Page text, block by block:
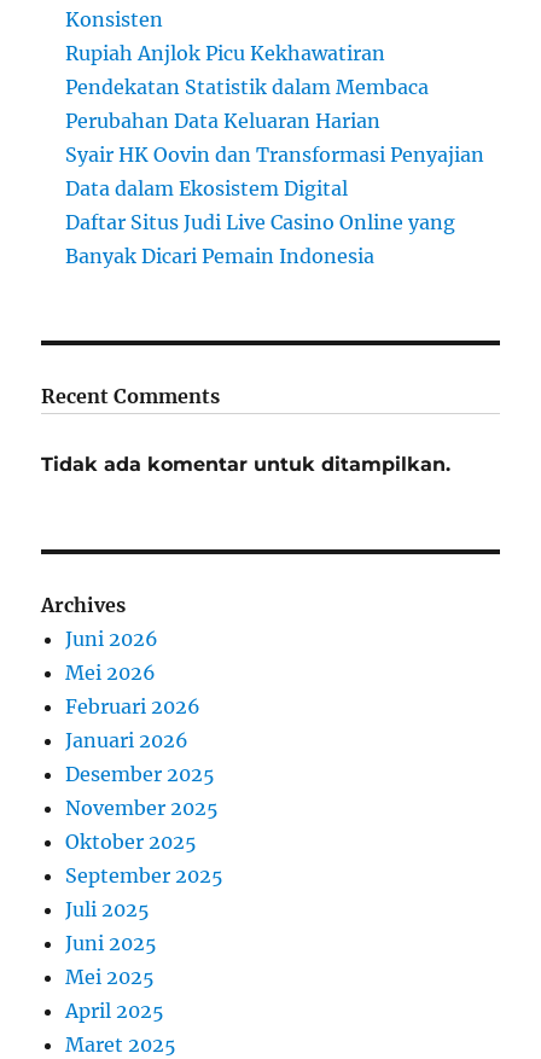
Konsisten
Rupiah Anjlok Picu Kekhawatiran
Pendekatan Statistik dalam Membaca
Perubahan Data Keluaran Harian
Syair HK Oovin dan Transformasi Penyajian
Data dalam Ekosistem Digital
Daftar Situs Judi Live Casino Online yang
Banyak Dicari Pemain Indonesia
Recent Comments
Tidak ada komentar untuk ditampilkan.
Archives
Juni 2026
Mei 2026
Februari 2026
Januari 2026
Desember 2025
November 2025
Oktober 2025
September 2025
Juli 2025
Juni 2025
Mei 2025
April 2025
Maret 2025